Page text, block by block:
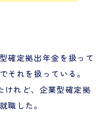
確定拠出年金を扱って
それを扱っている。
けれど、企業型確定拠
職した。